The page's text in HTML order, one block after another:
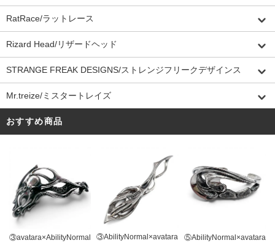
RatRace/ラットレース
Rizard Head/リザードヘッド
STRANGE FREAK DESIGNS/ストレンジフリークデザインス
Mr.treize/ミスタートレイズ
おすすめ商品
③avatara×AbilityNormal
③AbilityNormal×avatara
⑤AbilityNormal×avatara